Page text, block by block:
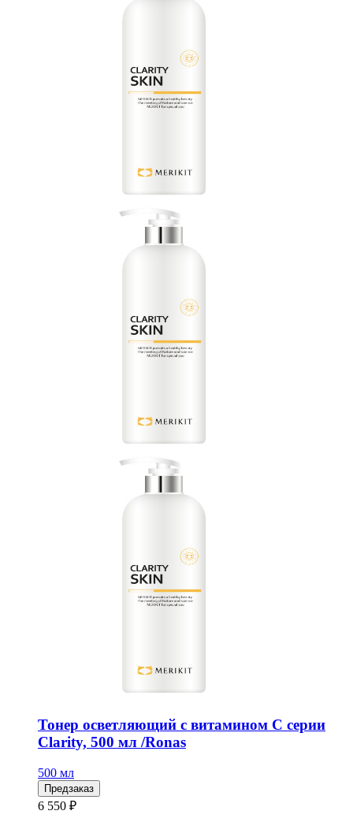
Тонер осветляющий с витамином С серии
Clarity, 500 мл /Ronas
500 мл
Предзаказ
6 550 ₽